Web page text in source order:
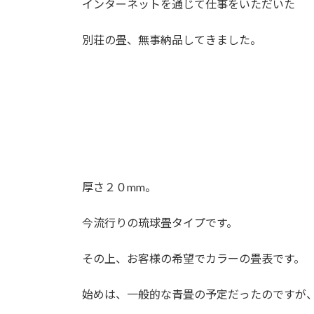
:
インターネットを通じて仕事をいただいた
別荘の畳、無事納品してきました。
厚さ２０mm。
今流行りの琉球畳タイプです。
その上、お客様の希望でカラーの畳表です。
始めは、一般的な青畳の予定だったのですが